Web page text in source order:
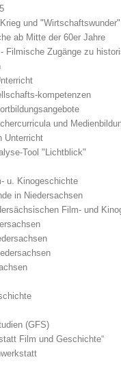
und
ab Mitte der 60er Jahre
Filmische Zugänge zu
kompetenzen
und
Unterricht
Tool "Lichtblick"
u. Kinogeschichte
in Niedersachsen
Film- und
(GFS)
Film und Geschichte“